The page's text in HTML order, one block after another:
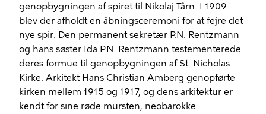
genopbygningen af ​​spiret til Nikolaj Tårn. I 1909
blev der afholdt en åbningsceremoni for at fejre det
nye spir. Den permanent sekretær P.N. Rentzmann
og hans søster Ida P.N. Rentzmann testementerede
deres formue til genopbygningen af ​​St. Nicholas
Kirke. Arkitekt Hans Christian Amberg genopførte
kirken mellem 1915 og 1917, og dens arkitektur er
kendt for sine røde mursten, neobarokke